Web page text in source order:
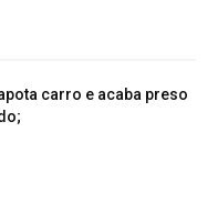
carro e acaba preso